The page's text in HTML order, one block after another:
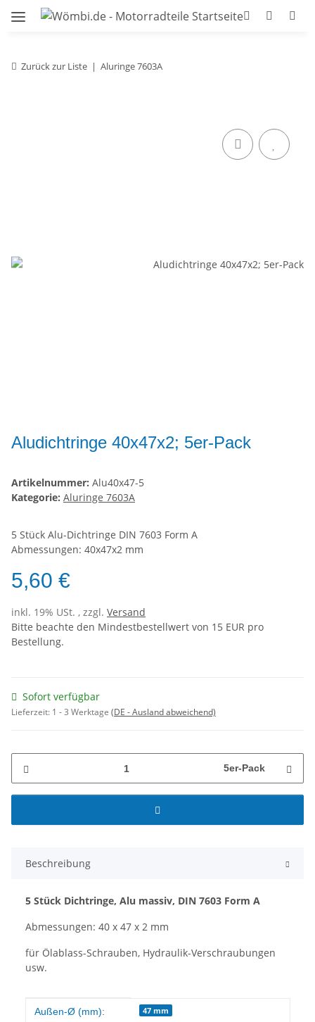
Zurück zur Liste Aluringe 7603A
Aludichtringe 40x47x2; 5er-Pack
Artikelnummer: Alu40x47-5
Kategorie: Aluringe 7603A
5 Stück Alu-Dichtringe DIN 7603 Form A
Abmessungen: 40x47x2 mm
5,60 €
inkl. 19% USt. , zzgl. Versand
Bitte beachte den Mindestbestellwert von 15 EUR pro
Bestellung.
Sofort verfügbar
Lieferzeit: 1 - 3 Werktage (DE - Ausland abweichend)
5er-Pack
Beschreibung
5 Stück Dichtringe, Alu massiv, DIN 7603 Form A
Abmessungen: 40 x 47 x 2 mm
für Ölablass-Schrauben, Hydraulik-Verschraubungen
usw.
Produkteigenschaft
Wert
Außen-Ø (mm): 47 mm